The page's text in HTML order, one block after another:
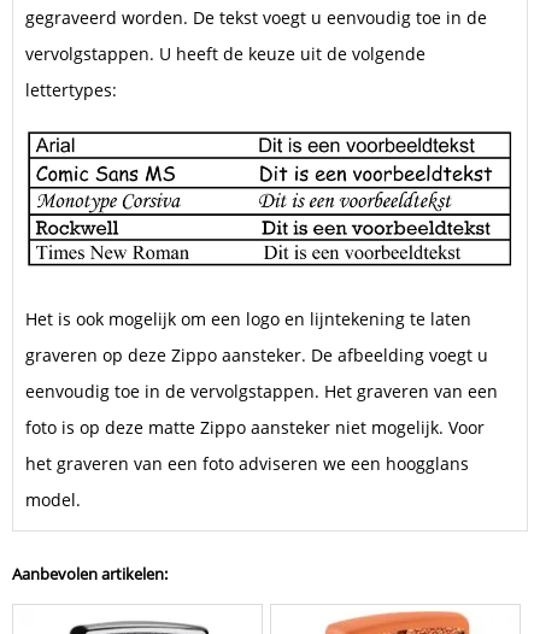
gegraveerd worden. De tekst voegt u eenvoudig toe in de
vervolgstappen. U heeft de keuze uit de volgende
lettertypes:
Het is ook mogelijk om een logo en lijntekening te laten
graveren op deze Zippo aansteker. De afbeelding voegt u
eenvoudig toe in de vervolgstappen. Het graveren van een
foto is op deze matte Zippo aansteker niet mogelijk. Voor
het graveren van een foto adviseren we een hoogglans
model.
Aanbevolen artikelen: